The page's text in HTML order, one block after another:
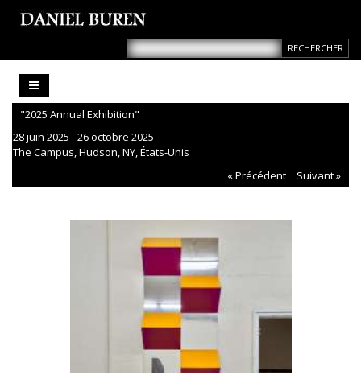
"2025 Annual Exhibition"
28 juin 2025 - 26 octobre 2025
The Campus, Hudson, NY, États-Unis
« Précédent
Suivant »